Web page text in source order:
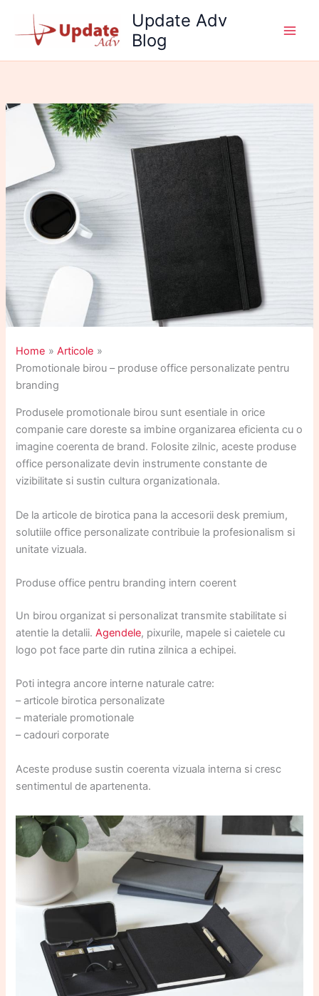
content
Update Adv
Blog
Home
Articole
Promotionale birou – produse office personalizate pentru
branding
Produsele promotionale birou sunt esentiale in orice
companie care doreste sa imbine organizarea eficienta cu o
imagine coerenta de brand. Folosite zilnic, aceste produse
office personalizate devin instrumente constante de
vizibilitate si sustin cultura organizationala.
De la articole de birotica pana la accesorii desk premium,
solutiile office personalizate contribuie la profesionalism si
unitate vizuala.
Produse office pentru branding intern coerent
Un birou organizat si personalizat transmite stabilitate si
atentie la detalii.Agendele, pixurile, mapele si caietele cu
logo pot face parte din rutina zilnica a echipei.
Poti integra ancore interne naturale catre:
– articole birotica personalizate
– materiale promotionale
– cadouri corporate
Aceste produse sustin coerenta vizuala interna si cresc
sentimentul de apartenenta.